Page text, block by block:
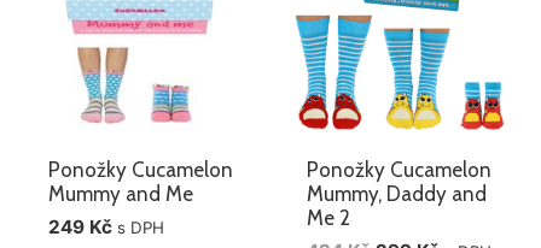
Ponožky Cucamelon
Mummy and Me
249 Kč s DPH
Ponožky Cucamelon
Mummy, Daddy and
Me 2